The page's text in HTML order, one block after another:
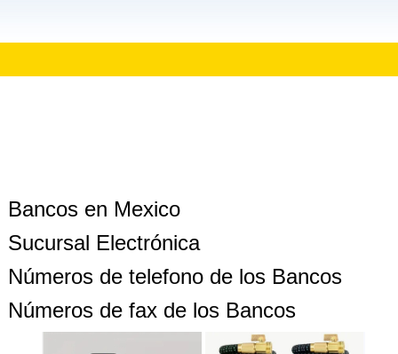
Bancos en Mexico
Sucursal Electrónica
Números de telefono de los Bancos
Números de fax de los Bancos